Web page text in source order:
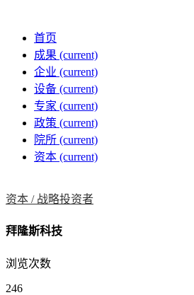
首页
成果 (current)
企业 (current)
设备 (current)
专家 (current)
政策 (current)
院所 (current)
资本 (current)
资本 / 战略投资者
拜隆斯科技
浏览次数
246